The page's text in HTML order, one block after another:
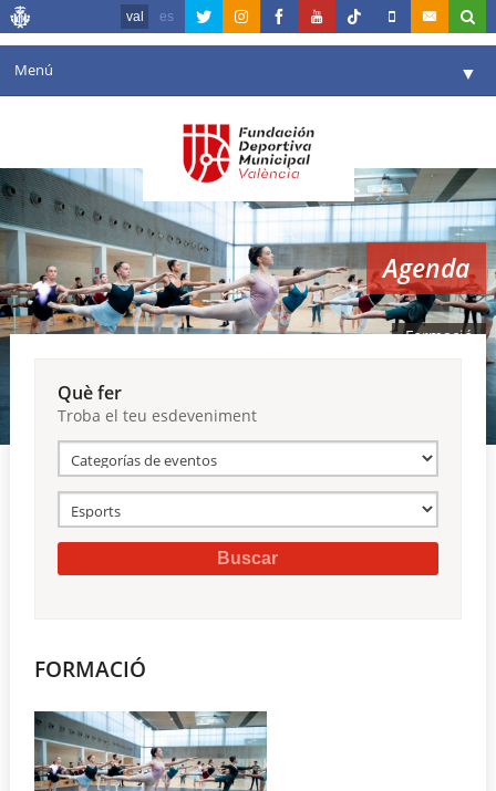
val es
Menú ▼
Agenda
Instal·lacions ▼
Comunicació ▼
València en esport ▼
Reserves
Agenda
Formació
Què fer
Troba el teu esdeveniment
FORMACIÓ